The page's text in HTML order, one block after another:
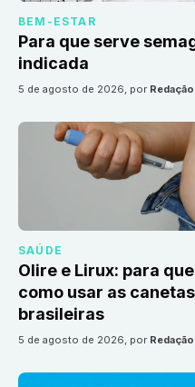
BEM-ESTAR
Para que serve
indicada
5 de agosto de 2026, por
SAÚDE
Olire e Lirux: para
como usar as
brasileiras
5 de agosto de 2026, por